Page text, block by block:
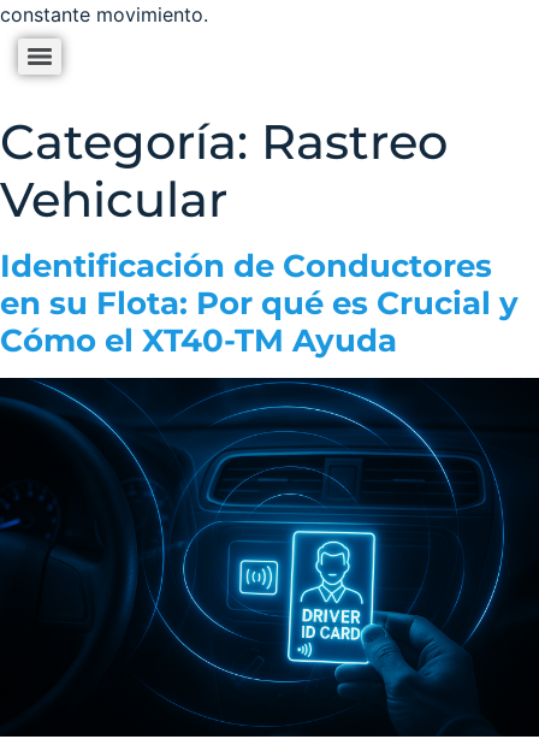
constante movimiento.
Categoría: Rastreo
Vehicular
Identificación de Conductores
en su Flota: Por qué es Crucial y
Cómo el XT40-TM Ayuda